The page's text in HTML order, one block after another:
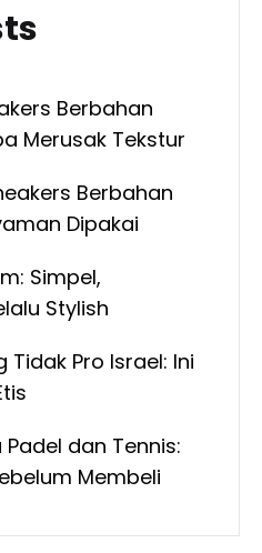
Berbahan
Merusak Tekstur
Berbahan
Dipakai
Simpel,
Stylish
Tidak Pro Israel: Ini
dan Tennis:
Membeli